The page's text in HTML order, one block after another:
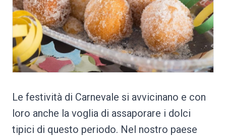
Le festività di Carnevale si avvicinano e con
loro anche la voglia di assaporare i dolci
tipici di questo periodo. Nel nostro paese